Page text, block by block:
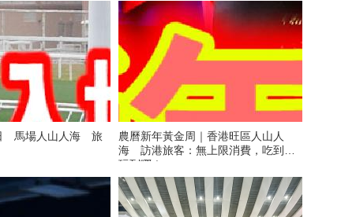
馬場人山人海 旅
農曆新年黃金周｜香港旺區人山人
海 訪港旅客：無上限消費，吃到哪
玩到哪！